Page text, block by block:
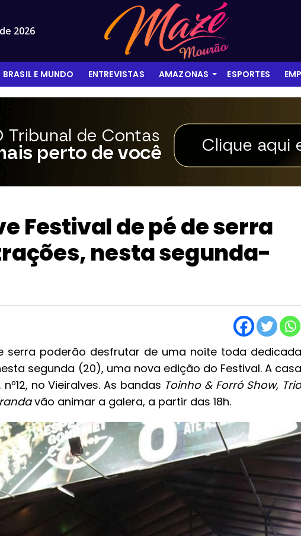
2026
BRASIL E MUNDO ENTREVISTAS AMAZONAS ESPORTES
Festival de pé de serra
nesta segunda-
serra poderão desfrutar de uma noite toda dedicada
segunda (20), uma nova edição do Festival. A casa
no Vieiralves. As bandas Toinho & Forró Show,
vão animar a galera, a partir das 18h.